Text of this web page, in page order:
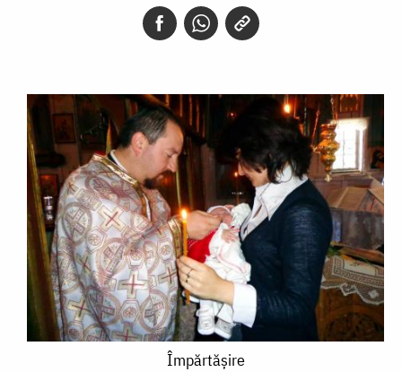
Împărtășire